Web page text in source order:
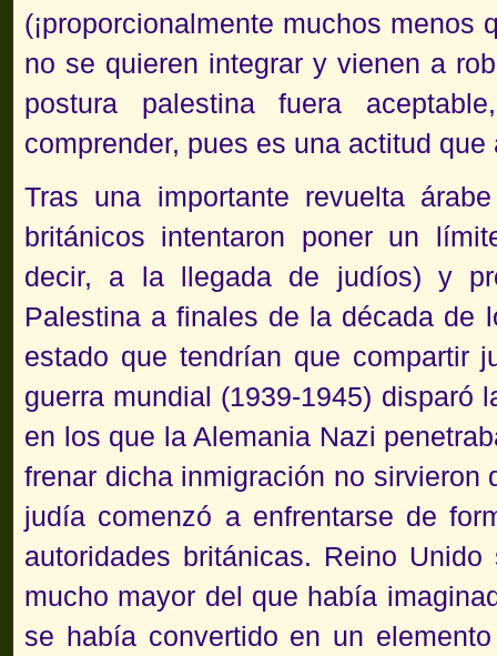
(¡proporcionalmente muchos menos
no se quieren integrar y vienen a
postura palestina fuera
comprender, pues es una actitud
Tras una importante revuelta
británicos intentaron poner un
decir, a la llegada de judíos) y
Palestina a finales de la década de
estado que tendrían que compartir
guerra mundial (1939-1945) disparó
en los que la Alemania Nazi
frenar dicha inmigración no sirvieron
judía comenzó a enfrentarse de
autoridades británicas. Reino Unido
mucho mayor del que había
se había convertido en un